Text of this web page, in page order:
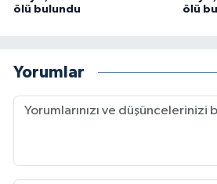
ölü bulundu
ölü
Yorumlar